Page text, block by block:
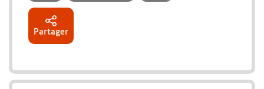
Partager